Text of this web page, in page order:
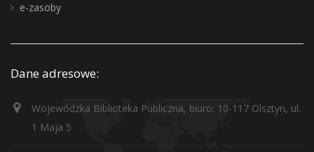
e-zasoby
Dane adresowe:
Wojewódzka Biblioteka Publiczna, biuro: 10-117 Olsztyn, ul.
1 Maja 5